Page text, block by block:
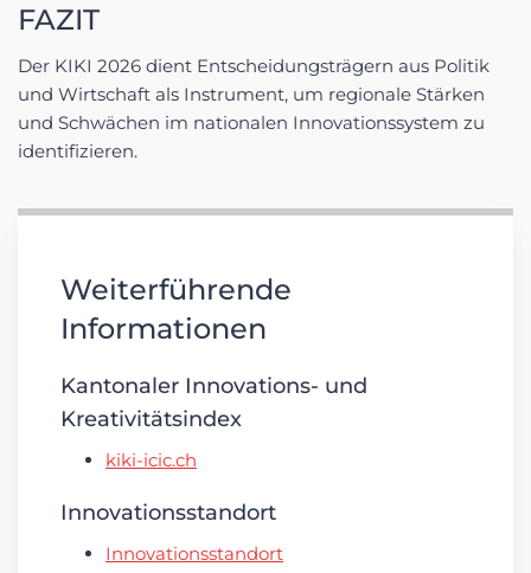
FAZIT
Der KIKI 2026 dient Entscheidungsträgern aus Politik
und Wirtschaft als Instrument, um regionale Stärken
und Schwächen im nationalen Innovationssystem zu
identifizieren.
Weiterführende
Informationen
Kantonaler Innovations- und
Kreativitätsindex
kiki-icic.ch
Innovationsstandort
Innovationsstandort